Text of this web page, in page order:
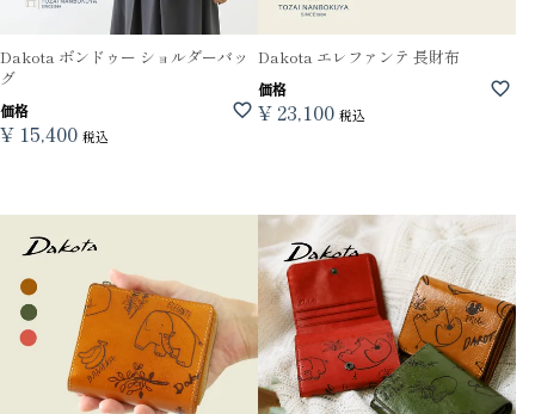
Dakota ボンドゥー ショルダーバッ
グ
価格
¥ 15,400 税込
Dakota エレファンテ 長財布
価格
¥23,100 税込